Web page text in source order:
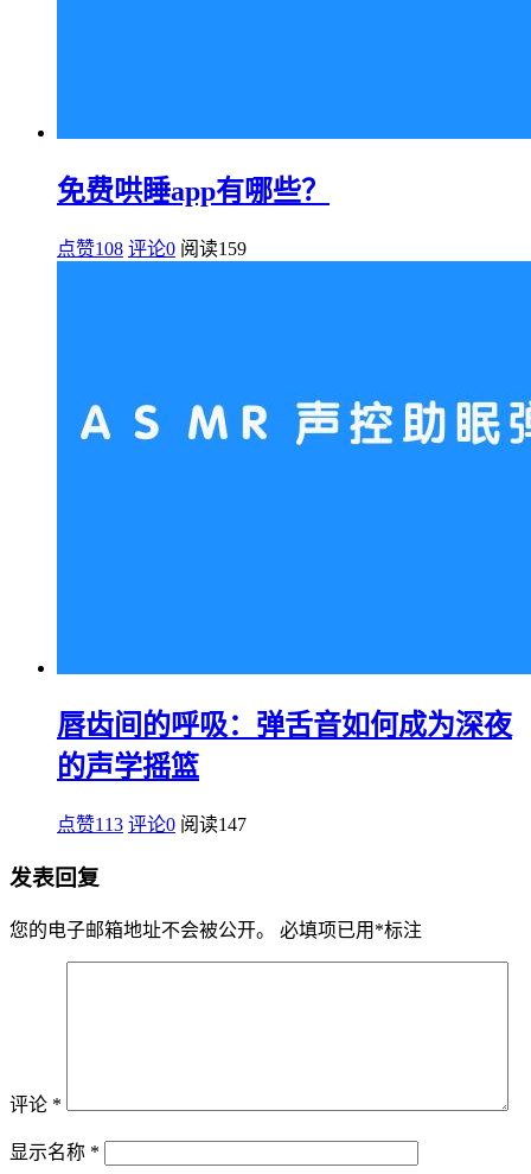
免费哄睡app有哪些？
点赞108 评论0 阅读159
唇齿间的呼吸：弹舌音如何成为深夜
的声学摇篮
点赞113 评论0 阅读147
发表回复
您的电子邮箱地址不会被公开。 必填项已用 *标注
评论 *
显示名称 *